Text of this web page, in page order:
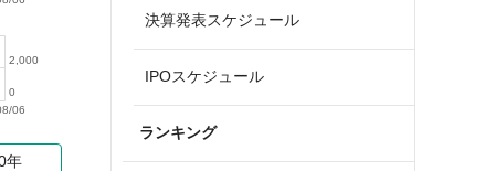
06
0
2,000
年
決算発表スケジュール
IPOスケジュール
ランキング